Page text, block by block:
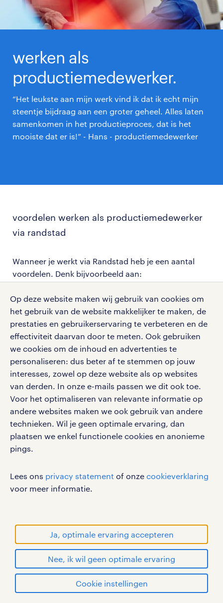
Op deze website maken wij gebruik van cookies om
het gebruik van de website makkelijker te maken, de
prestaties en gebruikerservaring te verbeteren en de
effectiviteit daarvan door te meten. Ook gebruiken
we cookies om de inhoud en advertenties te
personaliseren: dus beter af te stemmen op jouw
interesses, zowel op deze website als op websites
van derden. In onze e-mails passen we dit ook toe.
Voor het optimaliseren van relevante informatie op
andere websites maken we ook gebruik van andere
technieken. Wil je geen optimale ervaring, dan
plaatsen we enkel functionele cookies en anonieme
pings.
Lees ons privacy statement of onze cookieverklaring
voor meer informatie.
Ja, optimale ervaring accepteren
Nee, ik wil geen optimale ervaring
Cookie instellingen
werken als
productiemedewerker.
“Het leukste aan mijn werk vind ik dat ik echt mijn
steentje bijdraag aan een groter geheel. Alles laten
samenkomen in het productieproces, dat is het
mooiste dat er is!” - Hans - productiemedewerker
voordelen werken als productiemedewerker
via randstad
Wanneer je werkt via Randstad heb je een aantal
voordelen. Denk bijvoorbeeld aan:
wekelijks uitbetaald worden
pensioenregeling als je 26 weken gewerkt hebt
altijd een contactpersoon waarop je terug kan
vallen en om hulp kan vragen
via onzeRandstad-appdeclareer je snel je
gewerkte uren en heb je altijd direct overzicht
over je werkrooster
vakantiegeld en recht op 25 vakantiedagen krijg
via Randstad is het mogelijk om op elk moment
opleidingsmogelijkheden
vast contract? Een uitzendbaan als
productiemedewerker via Randstad is vaak een
opstap naar een mooie vaste baan. Jaarlijks
verdienen duizenden mensen een contract